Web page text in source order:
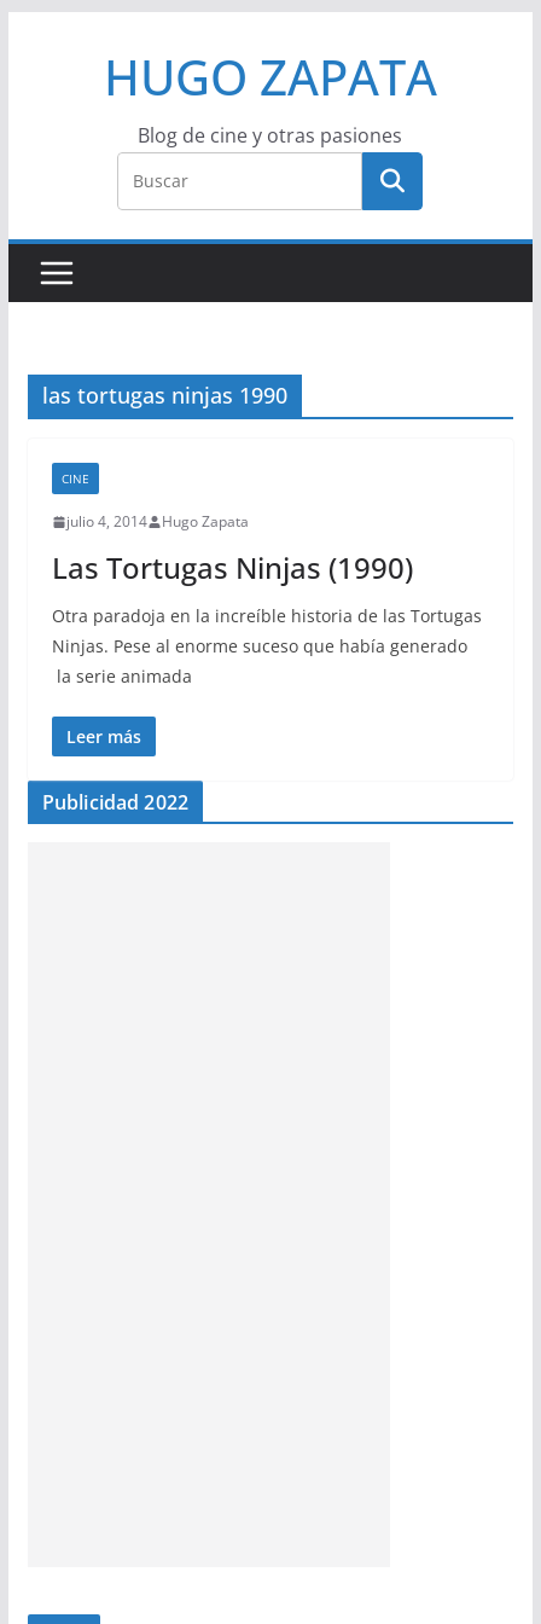
HUGO ZAPATA
Blog de cine y otras pasiones
las tortugas ninjas 1990
CINE
julio 4, 2014 Hugo Zapata
Las Tortugas Ninjas (1990)
Otra paradoja en la increíble historia de las Tortugas
Ninjas. Pese al enorme suceso que había generado
la serie animada
Leer más
Publicidad 2022